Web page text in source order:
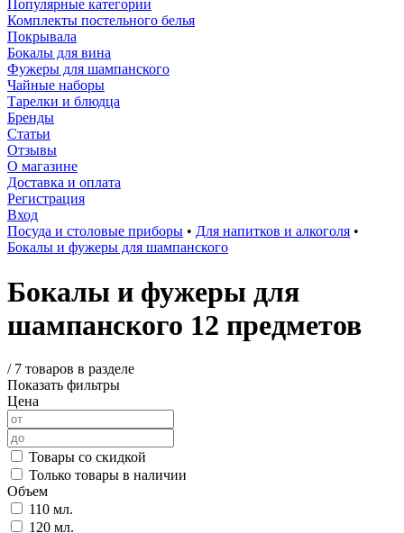
Популярные категории
Комплекты постельного белья
Покрывала
Бокалы для вина
Фужеры для шампанского
Чайные наборы
Тарелки и блюдца
Бренды
Статьи
Отзывы
О магазине
Доставка и оплата
Регистрация
Вход
Посуда и столовые приборы • Для напитков и алкоголя •
Бокалы и фужеры для шампанского
Бокалы и фужеры для
шампанского 12 предметов
/ 7 товаров в разделе
Показать фильтры
Цена
Товары со скидкой
Только товары в наличии
Объем
110 мл.
120 мл.